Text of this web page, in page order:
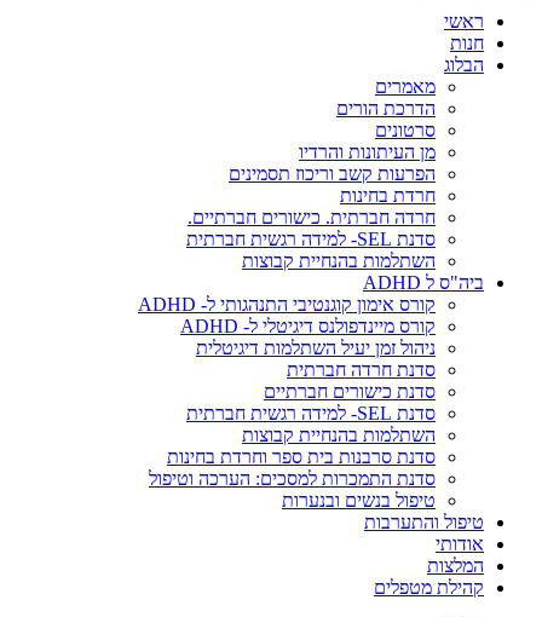
ראשי
חנות
הבלוג
מאמרים
הדרכת הורים
סרטונים
מן העיתונות והרדיו
הפרעות קשב וריכוז תסמינים
חרדת בחינות
חרדה חברתית. כישורים חברתיים.
סדנת SEL- למידה רגשית חברתית
השתלמות בהנחיית קבוצות
ביה"ס ל ADHD
קורס אימון קוגנטיבי התנהגותי ל- ADHD
קורס מיינדפולנס דיגיטלי ל- ADHD
ניהול זמן יעיל השתלמות דיגיטלית
סדנת חרדה חברתית
סדנת כישורים חברתיים
סדנת SEL- למידה רגשית חברתית
השתלמות בהנחיית קבוצות
סדנת סרבנות בית ספר וחרדת בחינות
סדנת התמכרות למסכים: הערכה וטיפול
טיפול בנשים ובנערות
טיפול והתערבות
אודותי
המלצות
קהילת מטפלים